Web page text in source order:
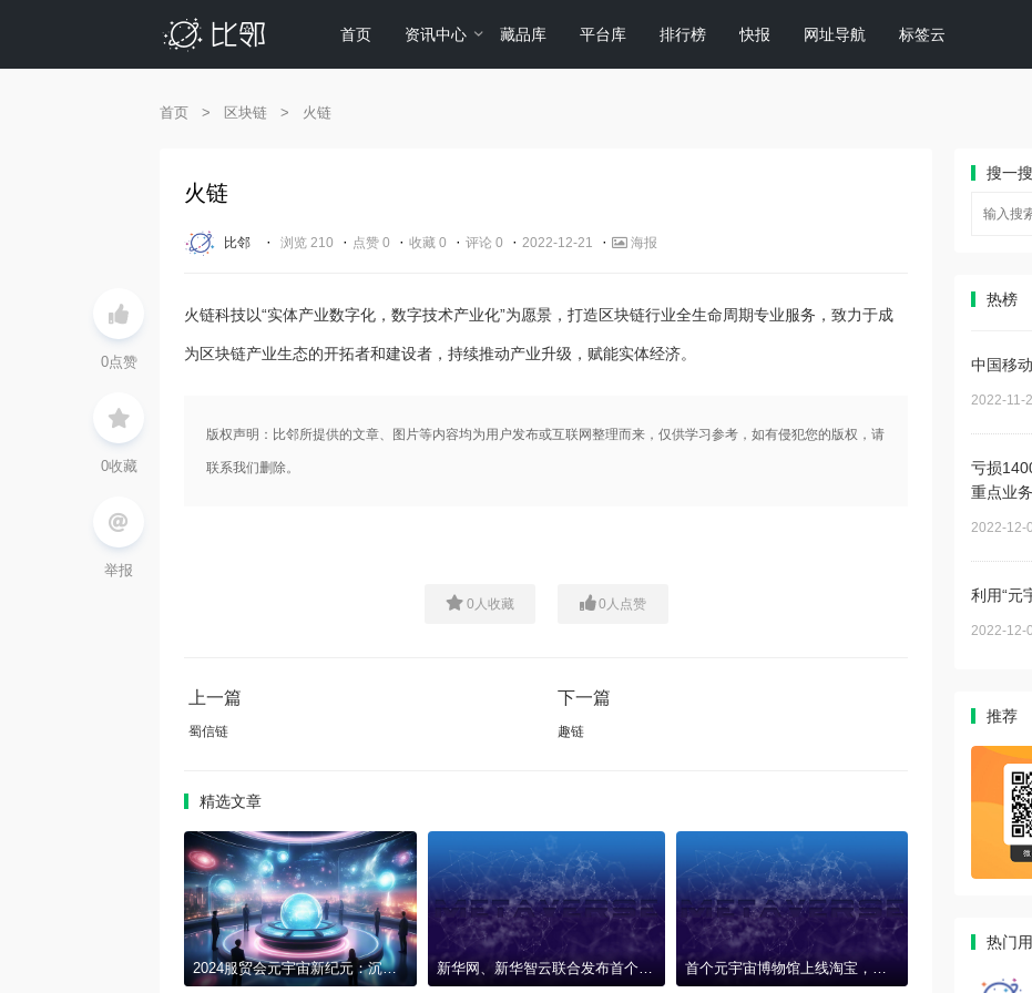
首页 资讯中心 藏品库 平台库 排行榜 快报 网址导航 标签云
0点赞
0收藏
举报
首页 > 区块链 > 火链
火链
比邻 · 浏览 210 · 点赞 0 · 收藏 0 · 评论 0 · 2022-12-21 · 海报
火链科技以“实体产业数字化，数字技术产业化”为愿景，打造区块链行业全生命周期专业服务，致力于成
为区块链产业生态的开拓者和建设者，持续推动产业升级，赋能实体经济。
版权声明：比邻所提供的文章、图片等内容均为用户发布或互联网整理而来，仅供学习参考，如有侵犯您的版权，请
联系我们删除。
0 人收藏 0 人点赞
上一篇
蜀信链
下一篇
趣链
精选文章
2024服贸会元宇宙新纪元：沉浸式文化与科技交融的梦幻之旅 新华网、新华智云联合发布首个AIGC元宇宙系统“元卯”，技术赋能产业创新联盟
搜一搜
热榜
中国移
2022-11-
亏损
重点业务
2022-12-
利用“元
2022-12-
推荐
热门